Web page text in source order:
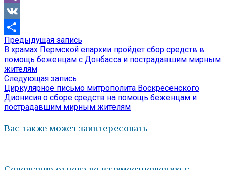
Viber
VK
Отправить
Навигация
по
записям
Предыдущая запись
запись:
В храмах Пермской епархии пройдет сбор средств в
помощь беженцам с Донбасса и пострадавшим мирным
жителям
Следующая запись
запись:
Циркулярное письмо митрополита Воскресенского
Дионисия о сборе средств на помощь беженцам и
пострадавшим мирным жителям
Вас также может заинтересовать